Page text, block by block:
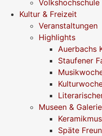
Volkshochschule
Kultur & Freizeit
Veranstaltungen
Highlights
Auerbachs
Staufener
Museen &
Späte